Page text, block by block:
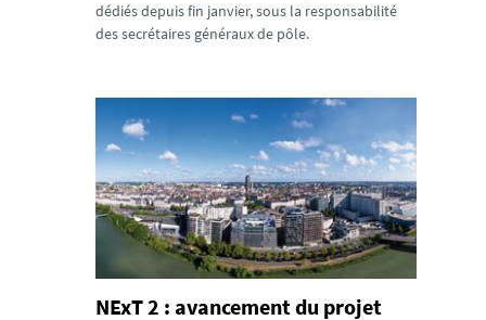
dédiés depuis fin janvier, sous la responsabilité
des secrétaires généraux de pôle.
NExT 2 : avancement du projet